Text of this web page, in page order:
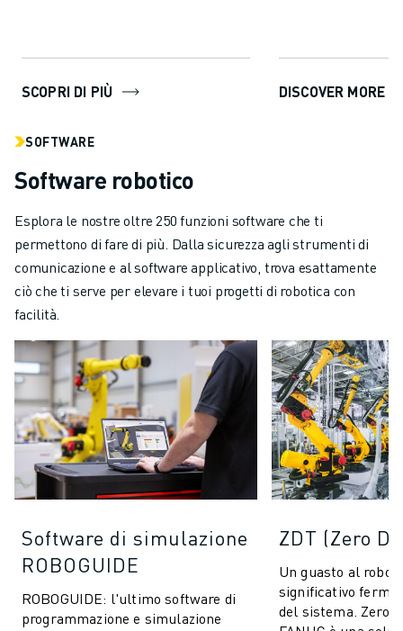
SCOPRI DI PIÙ DISCOVER MORE
SOFTWARE
Software robotico
Esplora le nostre oltre 250 funzioni software che ti
permettono di fare di più. Dalla sicurezza agli strumenti di
comunicazione e al software applicativo, trova esattamente
ciò che ti serve per elevare i tuoi progetti di robotica con
facilità.
Software di simulazione
ROBOGUIDE
ROBOGUIDE: l'ultimo software di
programmazione e simulazione
ZDT (Zero
Un guasto al robot
significativo fermo
del sistema. Zero